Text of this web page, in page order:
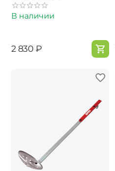
В наличии
‍2 830‍ ₽